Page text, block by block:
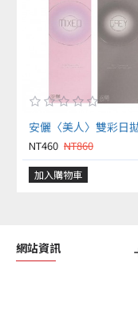
NT460 NT860
加入購物車
網站資訊